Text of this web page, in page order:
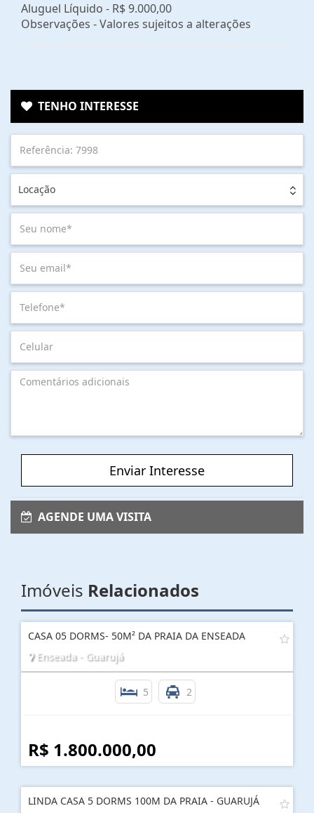
Aluguel Líquido - R$ 9.000,00
Observações - Valores sujeitos a alterações
TENHO INTERESSE
Locação
Enviar Interesse
AGENDE UMA VISITA
Imóveis Relacionados
CASA 05 DORMS- 50M² DA PRAIA DA ENSEADA
Enseada - Guarujá
5 2
R$ 1.800.000,00
LINDA CASA 5 DORMS 100M DA PRAIA - GUARUJÁ